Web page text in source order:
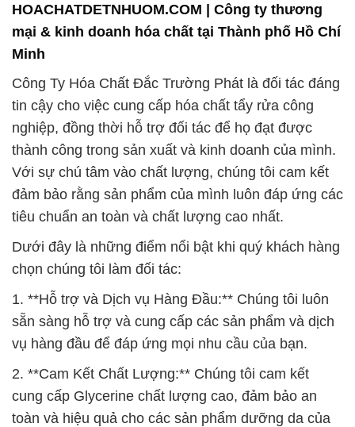
HOACHATDETNHUOM.COM | Công ty thương
mại & kinh doanh hóa chất tại Thành phố Hồ Chí
Minh
Công Ty Hóa Chất Đắc Trường Phát là đối tác đáng
tin cậy cho việc cung cấp hóa chất tẩy rửa công
nghiệp, đồng thời hỗ trợ đối tác để họ đạt được
thành công trong sản xuất và kinh doanh của mình.
Với sự chú tâm vào chất lượng, chúng tôi cam kết
đảm bảo rằng sản phẩm của mình luôn đáp ứng các
tiêu chuẩn an toàn và chất lượng cao nhất.
Dưới đây là những điểm nổi bật khi quý khách hàng
chọn chúng tôi làm đối tác:
1. **Hỗ trợ và Dịch vụ Hàng Đầu:** Chúng tôi luôn
sẵn sàng hỗ trợ và cung cấp các sản phẩm và dịch
vụ hàng đầu để đáp ứng mọi nhu cầu của bạn.
2. **Cam Kết Chất Lượng:** Chúng tôi cam kết
cung cấp Glycerine chất lượng cao, đảm bảo an
toàn và hiệu quả cho các sản phẩm dưỡng da của